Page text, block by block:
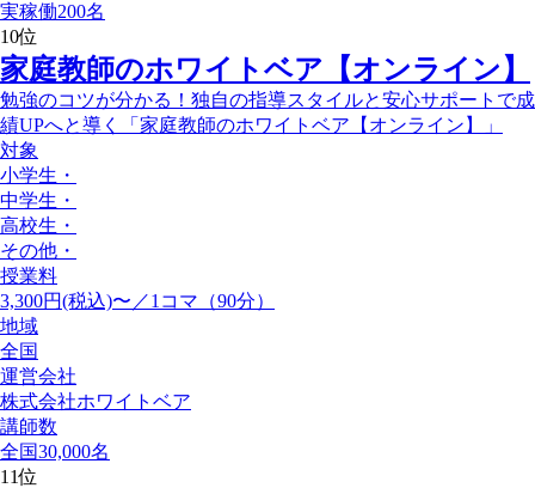
実稼働200名
10位
家庭教師のホワイトベア【オンライン】
勉強のコツが分かる！独自の指導スタイルと安心サポートで成
績UPへと導く「家庭教師のホワイトベア【オンライン】」
対象
小学生 ・
中学生 ・
高校生 ・
その他 ・
授業料
3,300円(税込)〜／1コマ（90分）
地域
全国
運営会社
株式会社ホワイトベア
講師数
全国30,000名
11位